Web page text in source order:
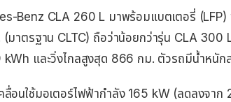
Benz CLA 260 L มาพร้อมแบตเตอรี่ (LFP)
มาตรฐาน CLTC) ถือว่าน้อยกว่ารุ่น CLA 300
kWh และวิ่งไกลสูงสุด 866 กม. ตัวรถมีน้ำหนั
คลื่อนใช้มอเตอร์ไฟฟ้ากำลัง 165 kW (ลดลงจา